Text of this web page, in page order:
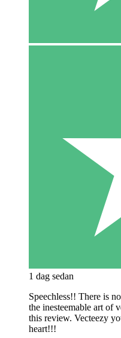
1 dag sedan
Speechless!! There is
the inesteemable art of
this review. Vecteezy
heart!!!